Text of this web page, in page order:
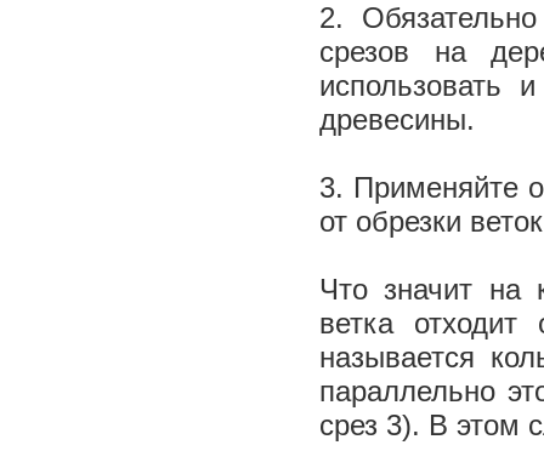
2.
срезов на
использовать
древесины.
3. Применяйте
от обрезки
Что значит на
ветка
называется
параллельно
срез 3). В этом